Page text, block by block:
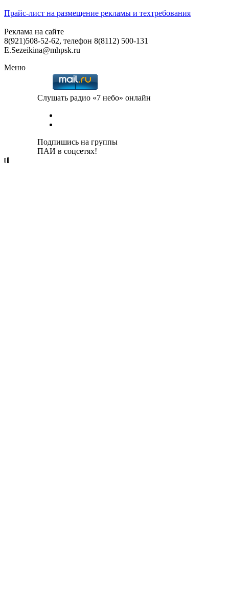
Прайс-лист на размещение рекламы и техтребования
Реклама на сайте
8(921)508-52-62, телефон 8(8112) 500-131
E.Sezeikina@mhpsk.ru
Меню
Слушать радио «7 небо» онлайн
Подпишись на группы
ПАИ в соцсетях!